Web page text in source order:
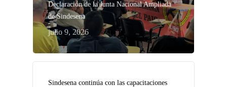
Declaración de la Junta Nacional Ampliada
de Sindesena
julio 9, 2026
Sindesena continúa con las capacitaciones